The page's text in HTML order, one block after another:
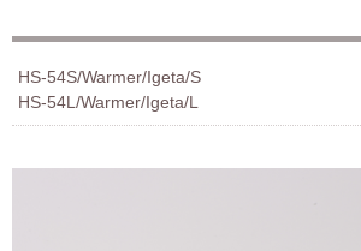
HS-54S/Warmer/Igeta/S
HS-54L/Warmer/Igeta/L